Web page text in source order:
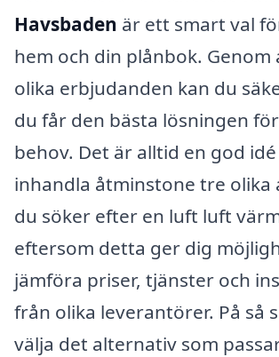
Havsbaden är ett smart val
hem och din plånbok.
olika erbjudanden kan du
du får den bästa lösningen
behov. Det är alltid en god
inhandla åtminstone tre olika
du söker efter en luft luft
eftersom detta ger dig
jämföra priser, tjänster och
från olika leverantörer. På så
välja det alternativ som